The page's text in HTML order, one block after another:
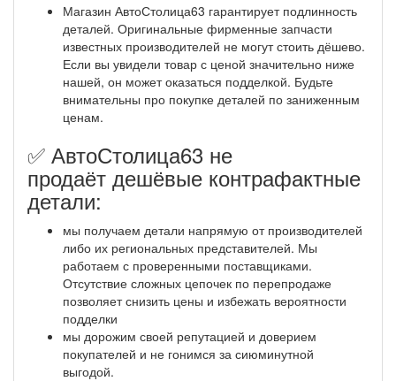
Магазин АвтоСтолица63 гарантирует подлинность
деталей. Оригинальные фирменные запчасти
известных производителей не могут стоить дёшево.
Если вы увидели товар с ценой значительно ниже
нашей, он может оказаться подделкой. Будьте
внимательны про покупке деталей по заниженным
ценам.
✅ АвтоСтолица63 не
продаёт дешёвые контрафактные
детали:
мы получаем детали напрямую от производителей
либо их региональных представителей. Мы
работаем с проверенными поставщиками.
Отсутствие сложных цепочек по перепродаже
позволяет снизить цены и избежать вероятности
подделки
мы дорожим своей репутацией и доверием
покупателей и не гонимся за сиюминутной
выгодой.